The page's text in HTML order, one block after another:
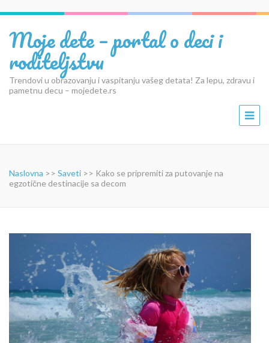
Moje dete – portal o deci i
roditeljstvu
Trendovi u obrazovanju i vaspitanju vašeg detata! Za lepu, zdravu i
pametnu decu – mojedete.rs
Naslovna >> Saveti >> Kako se pripremiti za putovanje na
egzotične destinacije sa decom